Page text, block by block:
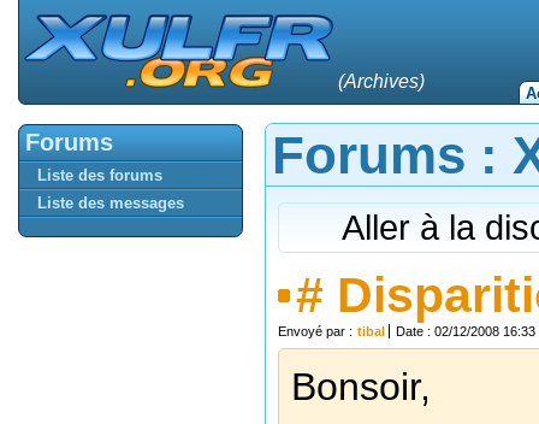
(Archives)
Forums :
Aller à la
#
Envoyé par : tibal Date : 02/12/2008 16:33
Bonsoir,
Forums
Liste des forums
Liste des messages